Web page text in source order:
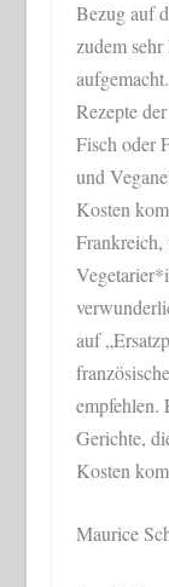
Bezug auf
zudem
Rezepte
Fisch oder
und
Kosten
Frankreich,
auf
empfehlen.
Gerichte,
Kosten
Maurice